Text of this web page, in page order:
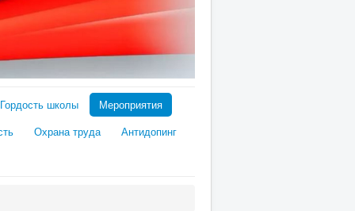
Гордость школы
Мероприятия
Охрана труда
Антидопинг